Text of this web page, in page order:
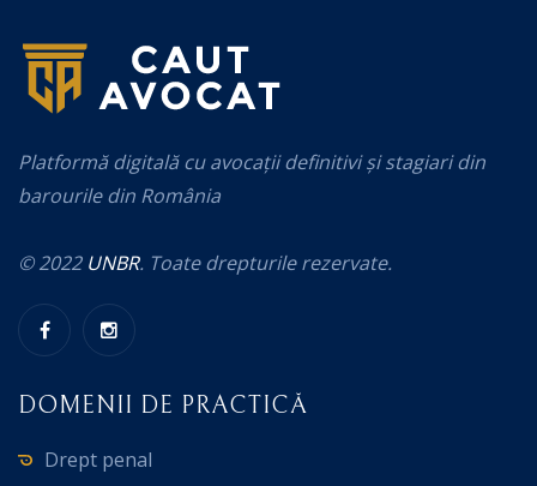
Platformă digitală cu avocații definitivi și stagiari din
barourile din România
© 2022 UNBR. Toate drepturile rezervate.
DOMENII DE PRACTICĂ
Drept penal